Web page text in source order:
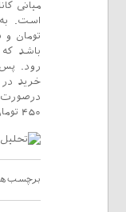
میانی
باشد
خرید
450 تومان برای وملل فعال می شود.